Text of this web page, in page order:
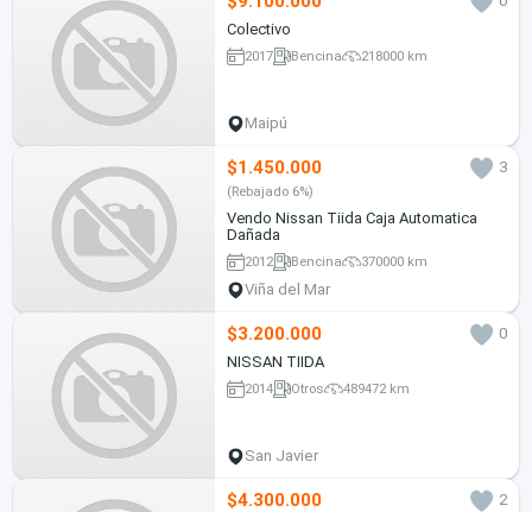
Colectivo
2017 Bencina 218000 km
Maipú
$1.450.000 3
(Rebajado 6%)
Vendo Nissan Tiida Caja Automatica
Dañada
2012 Bencina 370000 km
Viña del Mar
$3.200.000
0
NISSAN TIIDA
2014 Otros 489472 km
San Javier
$4.300.000
2